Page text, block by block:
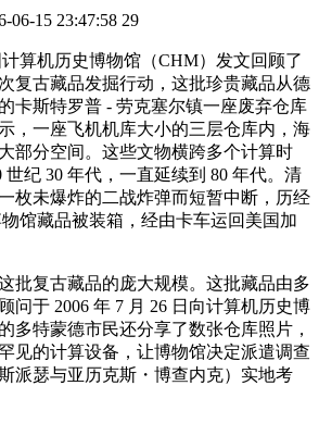
06-15 23:47:58 29
算机历史博物馆（CHM）发文回顾了
复古藏品发掘行动，这批珍贵藏品从德
卡斯特罗普 - 劳克塞尔镇一座废弃仓库
，一座飞机机库大小的三层仓库内，海
部分空间。这些文物横跨多个计算时
纪 30 年代，一直延续到 80 年代。清
枚未爆炸的二战炸弹而短暂中断，历经
馆藏品被装箱，经由卡车运回美国加
批复古藏品的庞大规模。这批藏品由多
问于 2006 年 7 月 26 日向计算机历史博
多特蒙德市民还分享了数张仓库照片，
见的计算设备，让博物馆决定派遣调查
派瑟与亚历克斯・博查内克）实地考